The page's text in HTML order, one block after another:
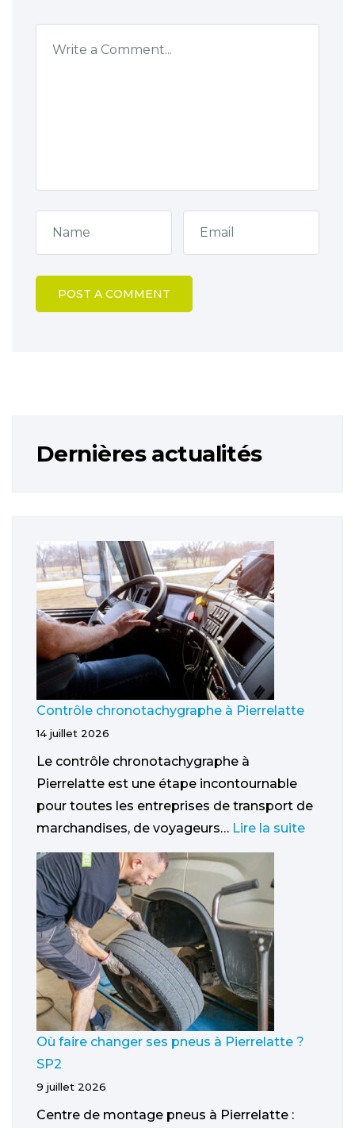
Dernières actualités
Contrôle chronotachygraphe à Pierrelatte
14 juillet 2026
Le contrôle chronotachygraphe à
Pierrelatte est une étape incontournable
pour toutes les entreprises de transport de
marchandises, de voyageurs… Lire la suite
Où faire changer ses pneus à Pierrelatte ?
SP2
9 juillet 2026
Centre de montage pneus à Pierrelatte :